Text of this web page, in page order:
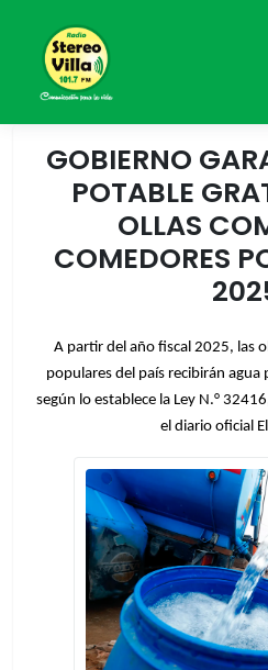
GOBIERNO
POTABLE
OLLAS
COMEDORES
A partir del año fiscal 2025, las
populares del país recibirán
según lo establece la Ley N.°
el diario oficial